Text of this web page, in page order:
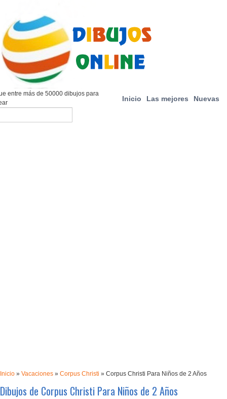
Inicio Las mejores Nuevas
entre más de 50000 dibujos para
Inicio » Vacaciones » Corpus Christi » Corpus Christi Para Niños de 2 Años
Dibujos de Corpus Christi Para Niños de 2 Años